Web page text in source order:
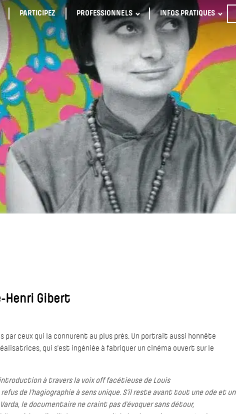
PARTICIPEZ PROFESSIONNELS INFOS PRATIQUES
Henri Gibert
par ceux qui la connurent au plus près. Un portrait aussi honnête
qui s’est ingéniée à fabriquer un cinéma ouvert sur le
à travers la voix off facétieuse de Louis
refus de l’hagiographie à sens unique. S’il reste avant tout une ode et un
le documentaire ne craint pas d’évoquer sans détour,